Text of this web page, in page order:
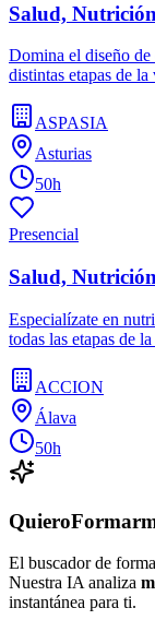
Salud,
Domina el diseño de
distintas etapas de la
ASPASIA
Asturias
50h
Presencial
Salud,
Especialízate en
todas las etapas de
ACCION
Álava
50h
El buscador de
Nuestra IA analiza
instantánea para ti.